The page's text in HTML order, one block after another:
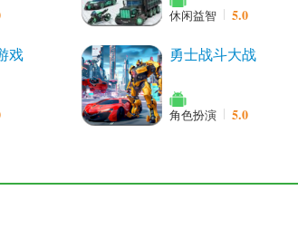
休闲益智 5.0
戏 勇士战斗大战
角色扮演 5.0